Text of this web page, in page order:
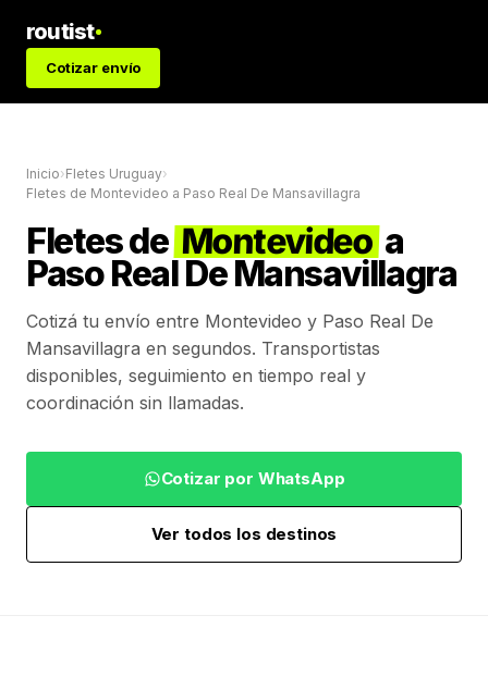
routist
Cotizar envío
Inicio›Fletes Uruguay›
Fletes de Montevideo a Paso Real De Mansavillagra
Fletes de Montevideo a
Paso Real De Mansavillagra
Cotizá tu envío entre Montevideo y Paso Real De
Mansavillagra en segundos. Transportistas
disponibles, seguimiento en tiempo real y
coordinación sin llamadas.
Cotizar por WhatsApp
Ver todos los destinos